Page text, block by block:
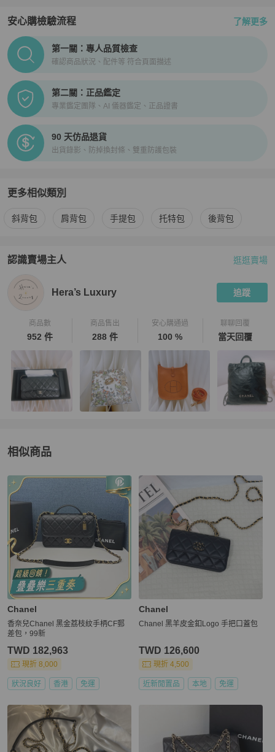
安心購檢驗流程 了解更多
PopChill拍拍圈正品驗證、安心購檢驗流程介紹
第一關：專人品質檢查
確認商品狀況、配件等 符合頁面描述
第二關：正品鑑定
專業鑑定團隊、AI 儀器鑑定、正品證書
90 天仿品退貨
出貨錄影、防掉換封條、雙重防護包裝
更多相似類別
更多Chanel 女包相似商品推薦
斜背包 肩背包 手提包 托特包 後背包
認識賣場主人
PopChill 拍拍圈嚴選賣家
逛逛賣場
Hera’s Luxury 追蹤
商品數
952 件
商品售出
288 件
安心購通過
100 %
聊聊回覆
當天回覆
相似商品
更多相似Chanel女包推薦精品
Chanel
香奈兒Chanel 黑金荔枝紋手柄CF郵
差包，99新
TWD 182,963
現折 8,000
狀況良好 香港 免運
Chanel
Chanel 黑羊皮金釦Logo 手把口蓋包
TWD 126,600
現折 4,500
近新閒置品 本地 免運